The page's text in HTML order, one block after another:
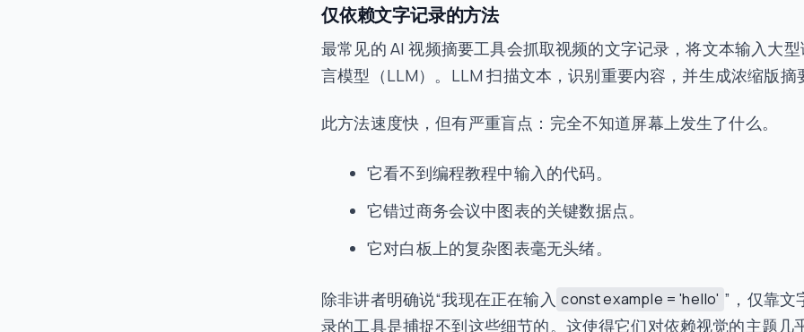
仅依赖文字记录的方法
最常见的 AI 视频摘要工具会抓取视频的文字记录，将文本输入大
言模型（LLM）。LLM 扫描文本，识别重要内容，并生成浓缩版摘
此方法速度快，但有严重盲点：完全不知道屏幕上发生了什么。
它看不到编程教程中输入的代码。
它错过商务会议中图表的关键数据点。
它对白板上的复杂图表毫无头绪。
除非讲者明确说“我现在正在输入 const example = 'hello' ”，仅靠文
录的工具是捕捉不到这些细节的。这使得它们对依赖视觉的主题几